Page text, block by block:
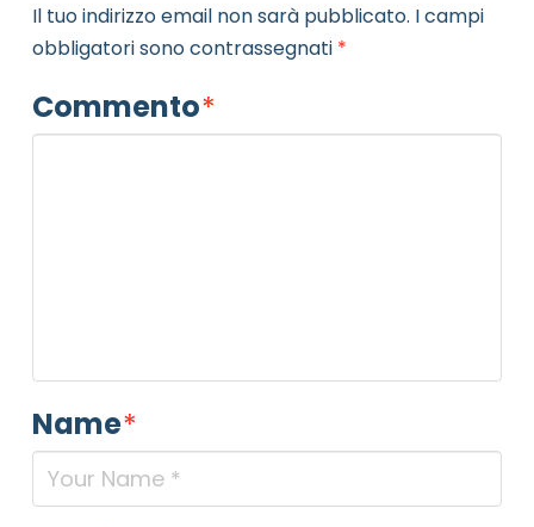
Il tuo indirizzo email non sarà pubblicato. I campi
obbligatori sono contrassegnati *
Commento*
Name*